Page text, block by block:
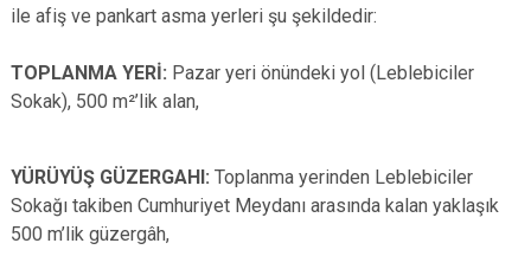
Evren
Güdül
Yenimahalle
ile afiş ve pankart asma yerleri şu şekildedir:
TOPLANMA YERİ: Pazar yeri önündeki yol (Leblebiciler
Sokak), 500 m²’lik alan,
YÜRÜYÜŞ GÜZERGAHI: Toplanma yerinden Leblebiciler
Sokağı takiben Cumhuriyet Meydanı arasında kalan yaklaşık
500 m’lik güzergâh,